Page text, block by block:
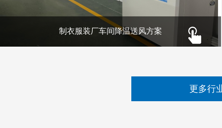
制衣服装厂车间降温送风方案
更多行